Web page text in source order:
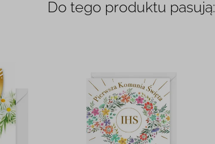
Do tego produktu pasują: